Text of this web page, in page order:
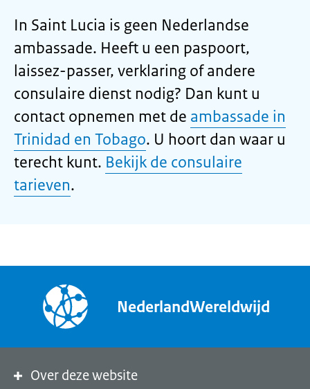
In Saint Lucia is geen Nederlandse
ambassade. Heeft u een paspoort,
laissez-passer, verklaring of andere
consulaire dienst nodig? Dan kunt u
contact opnemen met de ambassade in
Trinidad en Tobago. U hoort dan waar u
terecht kunt. Bekijk de consulaire
tarieven.
NederlandWereldwijd
Over deze website